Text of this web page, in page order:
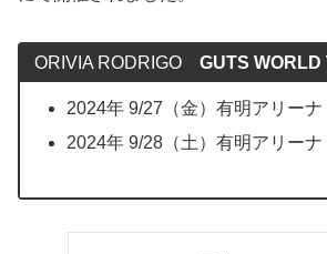
ORIVIA RODRIGO GUTS WORLD
2024年 9/27（金）有明アリーナ
2024年 9/28（土）有明アリーナ